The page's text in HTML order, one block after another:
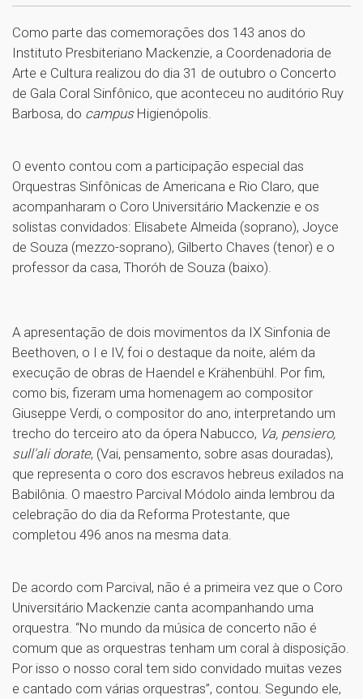
Como parte das comemorações dos 143 anos do
Instituto Presbiteriano Mackenzie, a Coordenadoria de
Arte e Cultura realizou do dia 31 de outubro o Concerto
de Gala Coral Sinfônico, que aconteceu no auditório Ruy
Barbosa, do campus Higienópolis.
O evento contou com a participação especial das
Orquestras Sinfônicas de Americana e Rio Claro, que
acompanharam o Coro Universitário Mackenzie e os
solistas convidados: Elisabete Almeida (soprano), Joyce
de Souza (mezzo-soprano), Gilberto Chaves (tenor) e o
professor da casa, Thoróh de Souza (baixo).
A apresentação de dois movimentos da IX Sinfonia de
Beethoven, o I e IV, foi o destaque da noite, além da
execução de obras de Haendel e Krähenbühl. Por fim,
como bis, fizeram uma homenagem ao compositor
Giuseppe Verdi, o compositor do ano, interpretando um
trecho do terceiro ato da ópera Nabucco, Va, pensiero,
sull'ali dorate, (Vai, pensamento, sobre asas douradas),
que representa o coro dos escravos hebreus exilados na
Babilônia. O maestro Parcival Módolo ainda lembrou da
celebração do dia da Reforma Protestante, que
completou 496 anos na mesma data.
De acordo com Parcival, não é a primeira vez que o Coro
Universitário Mackenzie canta acompanhando uma
orquestra. “No mundo da música de concerto não é
comum que as orquestras tenham um coral à disposição.
Por isso o nosso coral tem sido convidado muitas vezes
e cantado com várias orquestras”, contou. Segundo ele,